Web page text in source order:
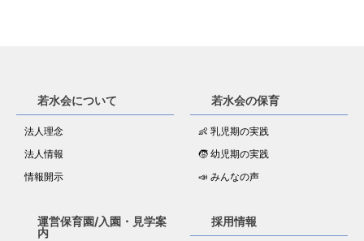
若水会について
法人理念
法人情報
情報開示
若水会の保育
👶 乳児期の実践
🧒 幼児期の実践
📣 みんなの声
運営保育園/入園・見学案
内
採用情報